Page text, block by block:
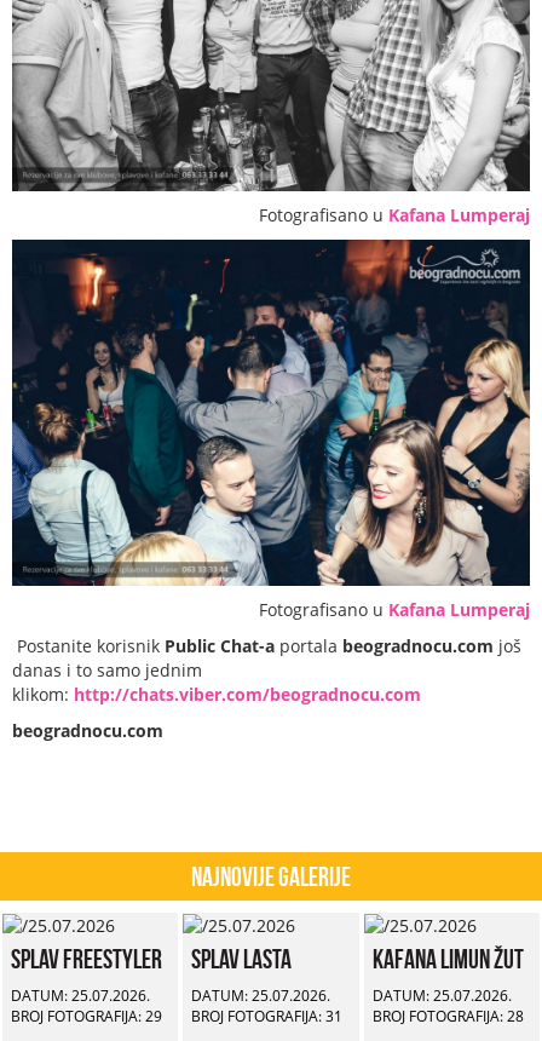
Fotografisano u Kafana Lumperaj
Fotografisano u Kafana Lumperaj
Postanite korisnik Public Chat-a portala beogradnocu.com još
danas i to samo jednim
klikom: http://chats.viber.com/beogradnocu.com
beogradnocu.com
Najnovije Galerije
Splav Freestyler
DATUM: 25.07.2026.
BROJ FOTOGRAFIJA: 29
Splav Lasta
DATUM: 25.07.2026.
BROJ FOTOGRAFIJA: 31
Kafana Limun Žut
DATUM: 25.07.2026.
BROJ FOTOGRAFIJA: 28